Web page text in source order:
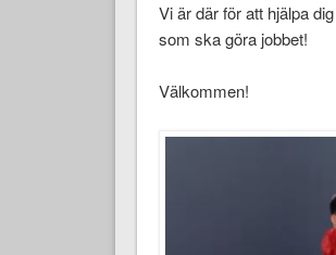
Vi är där för att hjälpa
som ska göra jobbet!
Välkommen!